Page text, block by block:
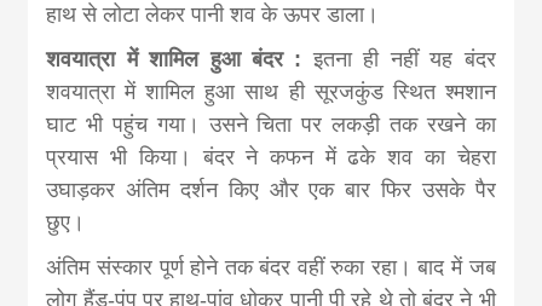
हाथ से लोटा लेकर पानी शव के ऊपर डाला।
शवयात्रा में शामिल हुआ बंदर : इतना ही नहीं यह बंदर
शवयात्रा में शामिल हुआ साथ ही सूरजकुंड स्थित श्मशान
घाट भी पहुंच गया। उसने चिता पर लकड़ी तक रखने का
प्रयास भी किया। बंदर ने कफन में ढके शव का चेहरा
उघाड़कर अंतिम दर्शन किए और एक बार फिर उसके पैर
छुए।
अंतिम संस्कार पूर्ण होने तक बंदर वहीं रुका रहा। बाद में जब
लोग हैंड-पंप पर हाथ-पांव धोकर पानी पी रहे थे तो बंदर ने भी